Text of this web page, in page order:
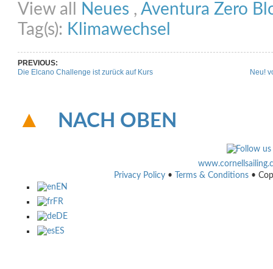
View all Neues , Aventura Zero
Tag(s): Klimawechsel
PREVIOUS:
Die Elcano Challenge ist zurück auf Kurs
Neu!
NACH OBEN
Privacy Policy • Terms & Conditions •
EN
FR
DE
ES